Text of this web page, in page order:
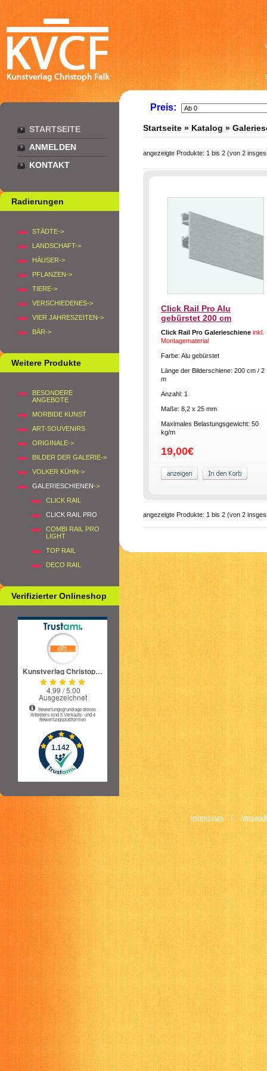
STARTSEITE
ANMELDEN
KONTAKT
Radierungen
STÄDTE->
LANDSCHAFT->
HÄUSER->
PFLANZEN->
TIERE->
VERSCHIEDENES->
VIER JAHRESZEITEN->
BÄR->
Weitere Produkte
BESONDERE
ANGEBOTE
MORBIDE KUNST
ART-SOUVENIRS
ORIGINALE->
BILDER DER GALERIE->
VOLKER KÜHN->
GALERIESCHIENEN->
CLICK RAIL
CLICK RAIL PRO
COMBI RAIL PRO
LIGHT
TOP RAIL
DECO RAIL
Verifizierter Onlineshop
Preis:
Startseite » Katalog »
angezeigte Produkte: 1 bis 2 (von 2
Click Rail Pro Alu
gebürstet 200 cm
Click Rail Pro Galerieschiene inkl.
Montagematerial
Farbe: Alu gebürstet
Länge der Bilderschiene: 200 cm / 2
m
Anzahl: 1
Maße: 8,2 x 25 mm
Maximales Belastungsgewicht: 50
kg/m
19,00€
angezeigte Produkte: 1 bis 2 (von 2
Impressum |